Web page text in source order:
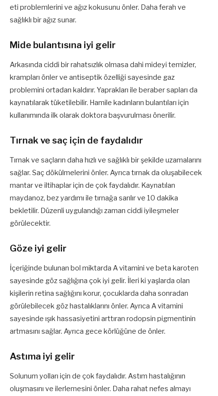
eti problemlerini ve ağız kokusunu önler. Daha ferah ve
sağlıklı bir ağız sunar.
Mide bulantısına iyi gelir
Arkasında ciddi bir rahatsızlık olmasa dahi mideyi temizler,
krampları önler ve antiseptik özelliği sayesinde gaz
problemini ortadan kaldırır. Yaprakları ile beraber sapları da
kaynatılarak tüketilebilir. Hamile kadınların bulantıları için
kullanımında ilk olarak doktora başvurulması önerilir.
Tırnak ve saç için de faydalıdır
Tırnak ve saçların daha hızlı ve sağlıklı bir şekilde uzamalarını
sağlar. Saç dökülmelerini önler. Ayrıca tırnak da oluşabilecek
mantar ve iltihaplar için de çok faydalıdır. Kaynatılan
maydanoz, bez yardımı ile tırnağa sarılır ve 10 dakika
bekletilir. Düzenli uygulandığı zaman ciddi iyileşmeler
görülecektir.
Göze iyi gelir
İçeriğinde bulunan bol miktarda A vitamini ve beta karoten
sayesinde göz sağlığına çok iyi gelir. İleri ki yaşlarda olan
kişilerin retina sağlığını korur, çocuklarda daha sonradan
görülebilecek göz hastalıklarını önler. Ayrıca A vitamini
sayesinde ışık hassasiyetini arttıran rodopsin pigmentinin
artmasını sağlar. Ayrıca gece körlüğüne de önler.
Astıma iyi gelir
Solunum yolları için de çok faydalıdır. Astım hastalığının
oluşmasını ve ilerlemesini önler. Daha rahat nefes almayı